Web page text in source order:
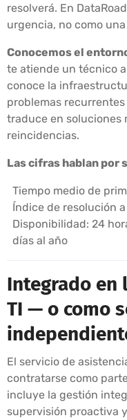
resolverá. En
urgencia, no como
Conocemos el
te atiende un técnico
conoce la
problemas
traduce en soluciones
reincidencias.
Las cifras hablan por
Tiempo medio de
Índice de resolución
Disponibilidad: 24
días al año
Integrado en
TI — o como
El servicio de
contratarse como
incluye la gestión
supervisión proactiva